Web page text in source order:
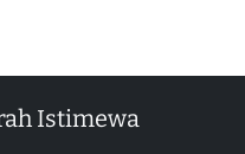
Istimewa